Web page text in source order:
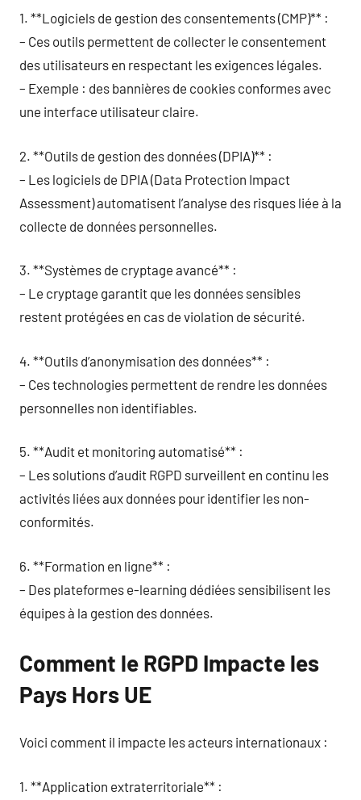
1. **Logiciels de gestion des consentements (CMP)** :
– Ces outils permettent de collecter le consentement
des utilisateurs en respectant les exigences légales.
– Exemple : des bannières de cookies conformes avec
une interface utilisateur claire.
2. **Outils de gestion des données (DPIA)** :
– Les logiciels de DPIA (Data Protection Impact
Assessment) automatisent l’analyse des risques liée à la
collecte de données personnelles.
3. **Systèmes de cryptage avancé** :
– Le cryptage garantit que les données sensibles
restent protégées en cas de violation de sécurité.
4. **Outils d’anonymisation des données** :
– Ces technologies permettent de rendre les données
personnelles non identifiables.
5. **Audit et monitoring automatisé** :
– Les solutions d’audit RGPD surveillent en continu les
activités liées aux données pour identifier les non-
conformités.
6. **Formation en ligne** :
– Des plateformes e-learning dédiées sensibilisent les
équipes à la gestion des données.
Comment le RGPD Impacte les
Pays Hors UE
Voici comment il impacte les acteurs internationaux :
1. **Application extraterritoriale** :